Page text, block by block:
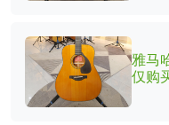
雅马
仅购